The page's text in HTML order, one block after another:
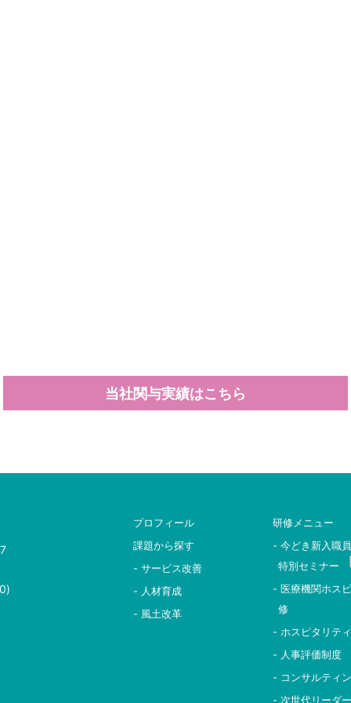
当社関与実績はこちら
プロフィール
課題から探す
- サービス改善
- 人材育成
- 風土改革
研修メニュー
- 今どき新入職
特別セミナー
- 医療機関ホス
修
- ホスピタリテ
- 人事評価制度
- コンサルティ
- 次世代リーダ